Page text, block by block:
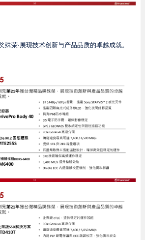
荣·展现技术创新与产品品质的卓越成就。